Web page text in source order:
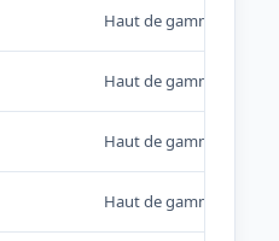
Haut de gamme
Haut de gamme
Haut de gamme
Haut de gamme